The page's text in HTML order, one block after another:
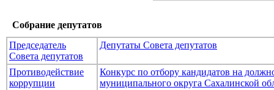
Собрание депутатов
Председатель
Совета депутатов
Депутаты Совета депутатов
Противодействие
коррупции
Конкурс по отбору кандидатов на
муниципального округа Сахалинской